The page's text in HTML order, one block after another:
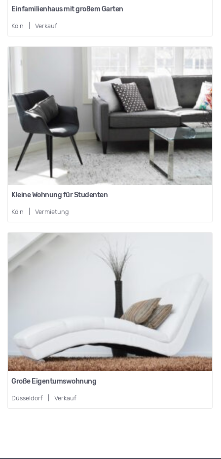
Einfamilienhaus mit großem Garten
Köln Verkauf
Kleine Wohnung für Studenten
Köln Vermietung
Große Eigentumswohnung
Düsseldorf Verkauf